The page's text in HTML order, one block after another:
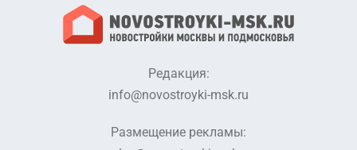
Редакция:
info@novostroyki-msk.ru
Размещение рекламы: